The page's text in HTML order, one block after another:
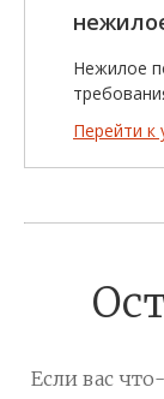
Нежилое
Перейти к
Если вас